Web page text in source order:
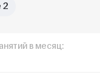
2
в месяц: